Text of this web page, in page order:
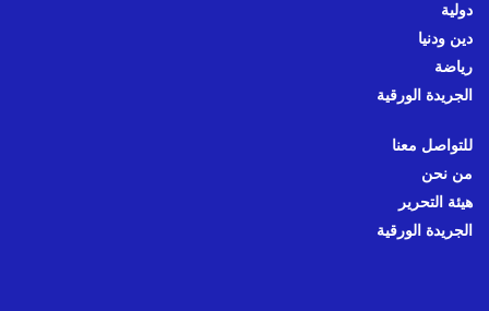
دولية
دين ودنيا
رياضة
الجريدة الورقية
للتواصل معنا
من نحن
هيئة التحرير
الجريدة الورقية